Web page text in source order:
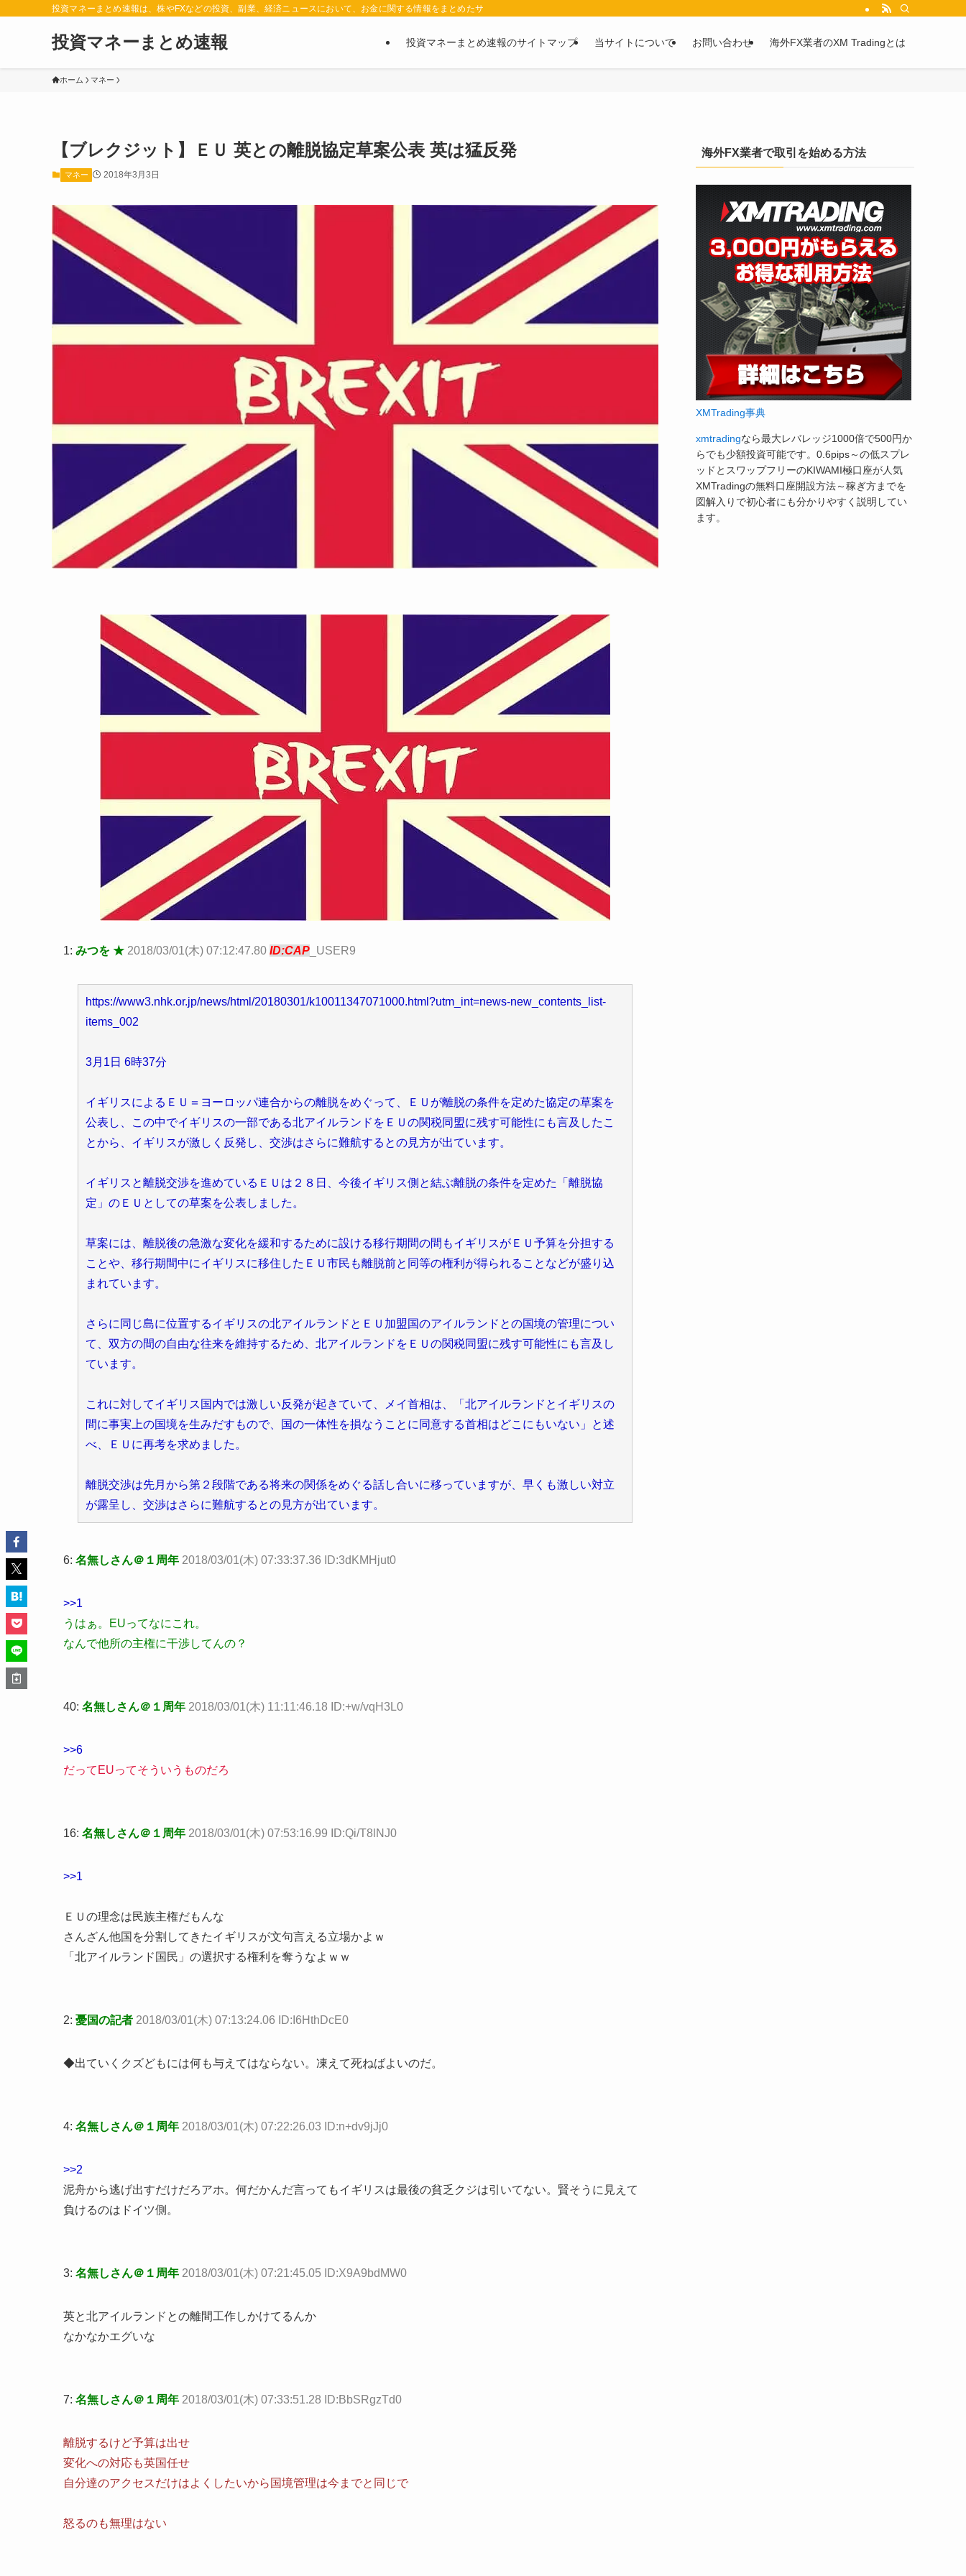
投資マネーまとめ速報は、株やFXなどの投資、副業、経済ニュースにおいて、お金に関する情報をまとめたサイトです。お金に関する情報の口コミや評判を2chや5chからピックアップしています。
投資マネーまとめ速報 投資マネーまとめ速報のサイトマップ 当サイトについて お問い合わせ 海外FX業者のXM Tradingとは
ホーム マネー
【ブレクジット】ＥＵ 英との離脱協定草案公表 英は猛反発
マネー 2018年3月3日
1: みつを ★ 2018/03/01(木) 07:12:47.80 ID:CAP _USER9
https://www3.nhk.or.jp/news/html/20180301/k10011347071000.html?utm_int=news-new_contents_list-
items_002
3月1日 6時37分
イギリスによるＥＵ＝ヨーロッパ連合からの離脱をめぐって、ＥＵが離脱の条件を定めた協定の草案を
公表し、この中でイギリスの一部である北アイルランドをＥＵの関税同盟に残す可能性にも言及したこ
とから、イギリスが激しく反発し、交渉はさらに難航するとの見方が出ています。
イギリスと離脱交渉を進めているＥＵは２８日、今後イギリス側と結ぶ離脱の条件を定めた「離脱協
定」のＥＵとしての草案を公表しました。
草案には、離脱後の急激な変化を緩和するために設ける移行期間の間もイギリスがＥＵ予算を分担する
ことや、移行期間中にイギリスに移住したＥＵ市民も離脱前と同等の権利が得られることなどが盛り込
まれています。
さらに同じ島に位置するイギリスの北アイルランドとＥＵ加盟国のアイルランドとの国境の管理につい
て、双方の間の自由な往来を維持するため、北アイルランドをＥＵの関税同盟に残す可能性にも言及し
ています。
これに対してイギリス国内では激しい反発が起きていて、メイ首相は、「北アイルランドとイギリスの
間に事実上の国境を生みだすもので、国の一体性を損なうことに同意する首相はどこにもいない」と述
べ、ＥＵに再考を求めました。
離脱交渉は先月から第２段階である将来の関係をめぐる話し合いに移っていますが、早くも激しい対立
が露呈し、交渉はさらに難航するとの見方が出ています。
6: 名無しさん＠１周年 2018/03/01(木) 07:33:37.36 ID:3dKMHjut0
>>1
うはぁ。EUってなにこれ。
なんで他所の主権に干渉してんの？
40: 名無しさん＠１周年 2018/03/01(木) 11:11:46.18 ID:+w/vqH3L0
>>6
だってEUってそういうものだろ
16: 名無しさん＠１周年 2018/03/01(木) 07:53:16.99 ID:Qi/T8lNJ0
>>1
ＥＵの理念は民族主権だもんな
さんざん他国を分割してきたイギリスが文句言える立場かよｗ
「北アイルランド国民」の選択する権利を奪うなよｗｗ
2: 憂国の記者 2018/03/01(木) 07:13:24.06 ID:I6HthDcE0
◆出ていくクズどもには何も与えてはならない。凍えて死ねばよいのだ。
4: 名無しさん＠１周年 2018/03/01(木) 07:22:26.03 ID:n+dv9jJj0
>>2
泥舟から逃げ出すだけだろアホ。何だかんだ言ってもイギリスは最後の貧乏クジは引いてない。賢そうに見えて
負けるのはドイツ側。
3: 名無しさん＠１周年 2018/03/01(木) 07:21:45.05 ID:X9A9bdMW0
英と北アイルランドとの離間工作しかけてるんか
なかなかエグいな
7: 名無しさん＠１周年 2018/03/01(木) 07:33:51.28 ID:BbSRgzTd0
離脱するけど予算は出せ
変化への対応も英国任せ
自分達のアクセスだけはよくしたいから国境管理は今までと同じで
怒るのも無理はない
海外FX業者で取引を始める方法
XMTrading事典
xmtradingなら最大レバレッジ1000倍で500円か
らでも少額投資可能です。0.6pips～の低スプレ
ッドとスワップフリーのKIWAMI極口座が人気
XMTradingの無料口座開設方法～稼ぎ方までを
図解入りで初心者にも分かりやすく説明してい
ます。